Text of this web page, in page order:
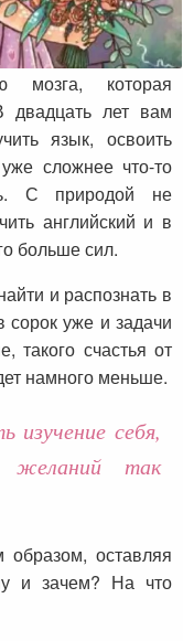
которая
двадцать лет вам
язык, освоить
сложнее что-то
С природой не
английский и в
больше сил.
и распознать в
сорок уже и задачи
такого счастья от
намного меньше.
изучение себя,
желаний так
оставляя
и зачем? На что